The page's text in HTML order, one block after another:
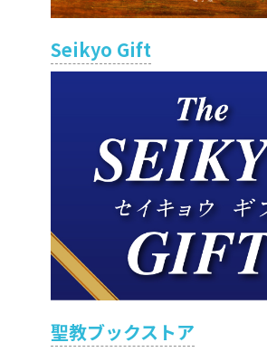
Seikyo Gift
聖教ブックストア